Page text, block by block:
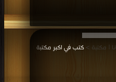
كتب في اكبر مكتبة